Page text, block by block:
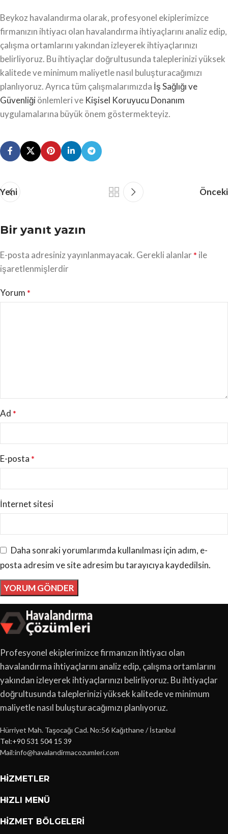
Beykoz havalandırma olarak, profesyonel ekiplerimizce
firmanızın ihtiyacı olan havalandırma ihtiyaçlarını analiz edip,
çalışma ortamlarını yakından izleyerek ihtiyaçlarınızı
belirliyoruz. Bu ihtiyaçlar doğrultusunda taleplerinizi yüksek
kalitede ve minimum maliyetle nasıl buluşturacağımızı
planlıyoruz. Ayrıca tüm çalışmalarımızda İş Sağlığı ve
Güvenliğiönlemleri ve Kişisel Koruyucu Donanım
uygulamalarına büyük önem göstermekteyiz.
Yeni Önceki
Bir yanıt yazın
E-posta adresiniz yayınlanmayacak. Gerekli alanlar* ile
işaretlenmişlerdir
Yorum *
Ad *
E-posta *
İnternet sitesi
Daha sonraki yorumlarımda kullanılması için adım, e-
posta adresim ve site adresim bu tarayıcıya kaydedilsin.
Profesyonel ekiplerimizce firmanızın ihtiyacı olan
havalandırma ihtiyaçlarını analiz edip, çalışma ortamlarını
yakından izleyerek ihtiyaçlarınızı belirliyoruz. Bu ihtiyaçlar
doğrultusunda taleplerinizi yüksek kalitede ve minimum
maliyetle nasıl buluşturacağımızı planlıyoruz.
Hürriyet Mah. Taşocağı Cad. No:56 Kağıthane / İstanbul
Tel:+90 531 504 15 39
Mail:info@havalandirmacozumleri.com
HIZMETLER
HIZLI MENÜ
HIZMET BÖLGELERI